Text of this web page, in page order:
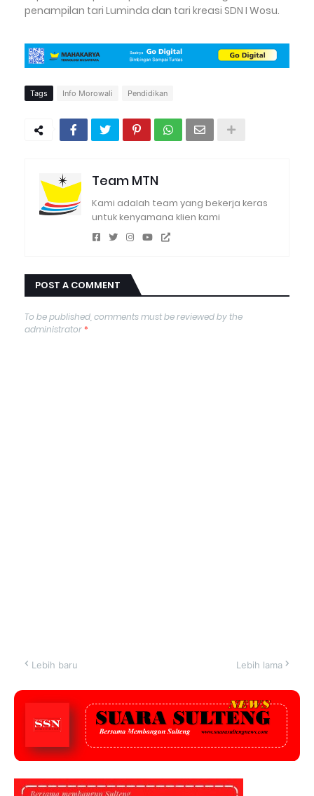
penampilan tari Luminda dan tari kreasi SDN I Wosu.
Tags Info Morowali Pendidikan
Team MTN
Kami adalah team yang bekerja keras
untuk kenyamana klien kami
POST A COMMENT
To be published, comments must be reviewed by the
administrator*
Lebih baru Lebih lama